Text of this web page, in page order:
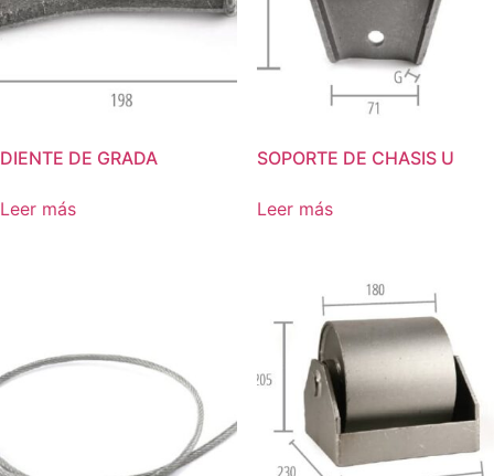
DIENTE DE GRADA
Leer más
SOPORTE DE CHASIS U
Leer más